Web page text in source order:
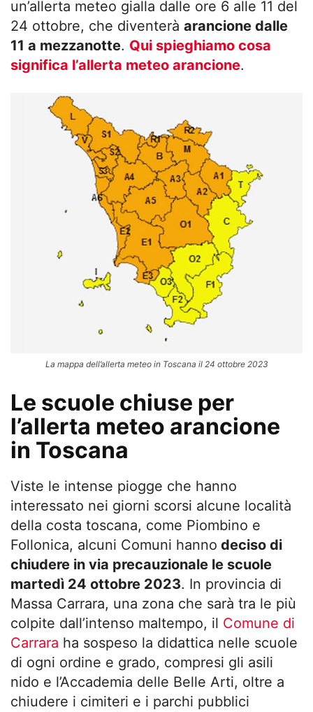
un’allerta meteo gialla dalle ore 6 alle 11 del
24 ottobre, che diventerà arancione dalle
11 a mezzanotte. Qui spieghiamo cosa
significa l’allerta meteo arancione.
La mappa dell’allerta meteo in Toscana il 24 ottobre 2023
Le scuole chiuse per
l’allerta meteo arancione
in Toscana
Viste le intense piogge che hanno
interessato nei giorni scorsi alcune località
della costa toscana, come Piombino e
Follonica, alcuni Comuni hanno deciso di
chiudere in via precauzionale le scuole
martedì 24 ottobre 2023. In provincia di
Massa Carrara, una zona che sarà tra le più
colpite dall’intenso maltempo, il Comune di
Carrara ha sospeso la didattica nelle scuole
di ogni ordine e grado, compresi gli asili
nido e l’Accademia delle Belle Arti, oltre a
chiudere i cimiteri e i parchi pubblici